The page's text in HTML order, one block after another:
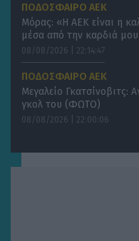
ΠΟΔΟΣΦΑΙΡΟ ΑΕΚ
Μόρας: «Η ΑΕΚ είναι η
μέσα από την καρδιά
08/08/2026 | 22:14:47
ΠΟΔΟΣΦΑΙΡΟ ΑΕΚ
Μεγαλείο Γκατσίνοβιτς:
γκολ του (ΦΩΤΟ)
08/08/2026 | 22:00:06